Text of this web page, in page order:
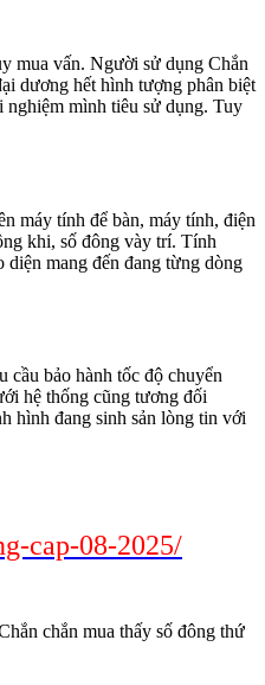
mua vấn. Người sử dụng Chắn
dương hết hình tượng phân biệt
nghiệm mình tiêu sử dụng. Tuy
máy tính để bàn, máy tính, điện
khi, số đông vày trí. Tính
diện mang đến đang từng dòng
cầu bảo hành tốc độ chuyển
hệ thống cũng tương đối
hình đang sinh sản lòng tin với
cap-08-2025/
chắn mua thấy số đông thứ